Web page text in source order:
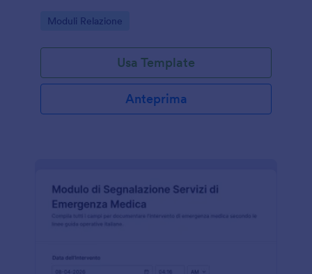
incidenti in modo coerente.
Go to Category:
Moduli Relazione
Usa Template
Anteprima